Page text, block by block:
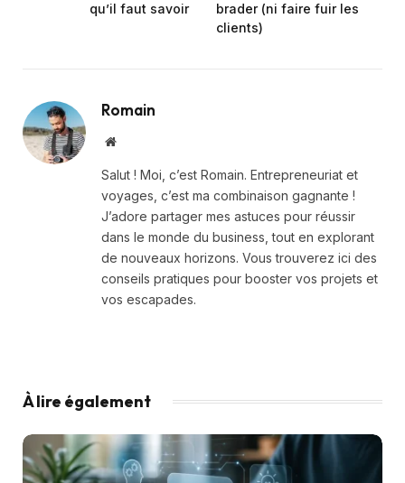
qu’il faut savoir
brader (ni faire fuir les
clients)
Romain
Site
Salut ! Moi, c’est Romain. Entrepreneuriat et
voyages, c’est ma combinaison gagnante !
J’adore partager mes astuces pour réussir
dans le monde du business, tout en explorant
de nouveaux horizons. Vous trouverez ici des
conseils pratiques pour booster vos projets et
vos escapades.
À lire également